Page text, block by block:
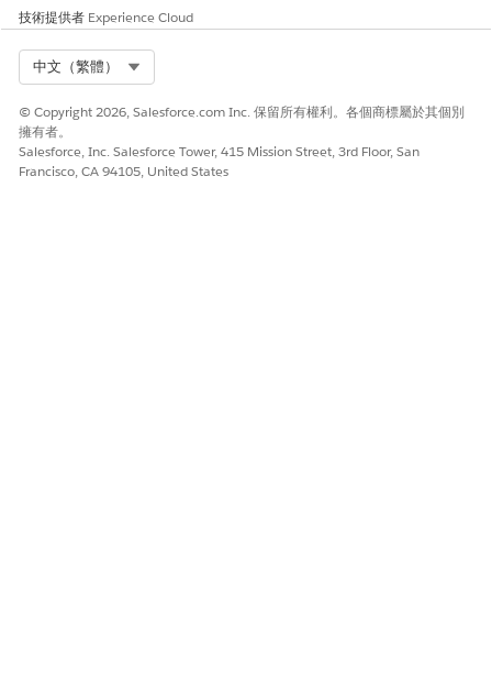
技術提供者 Experience Cloud
中文（繁體）
© Copyright 2026, Salesforce.com Inc. 保留所有權利。各個商標屬於其個別
擁有者。
Salesforce, Inc. Salesforce Tower, 415 Mission Street, 3rd Floor, San
Francisco, CA 94105, United States